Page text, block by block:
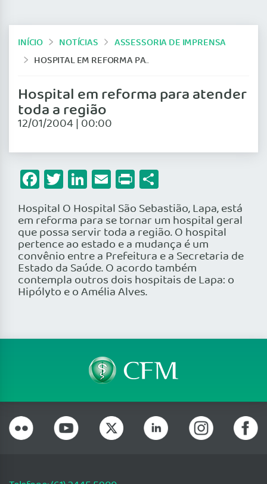
INÍCIO NOTÍCIAS
ASSESSORIA DE IMPRENSA
HOSPITAL EM REFORMA PARA ATENDER TODA A REGIÃO
Hospital em reforma para atender
toda a região
12/01/2004 | 00:00
Facebook
Twitter
LinkedIn
Email
Print
Hospital O Hospital São Sebastião, Lapa, está
em reforma para se tornar um hospital geral
que possa servir toda a região. O hospital
pertence ao estado e a mudança é um
convênio entre a Prefeitura e a Secretaria de
Estado da Saúde. O acordo também
contempla outros dois hospitais de Lapa: o
Hipólyto e o Amélia Alves.